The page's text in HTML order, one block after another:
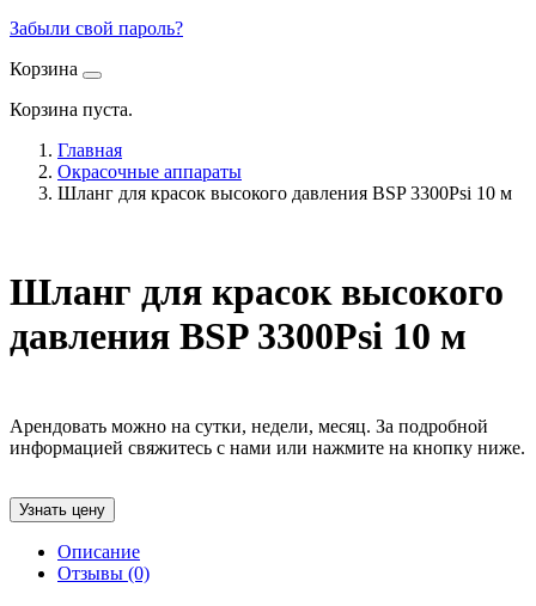
Забыли свой пароль?
Корзина
Корзина пуста.
Главная
Окрасочные аппараты
Шланг для красок высокого давления BSP 3300Psi 10 м
Шланг для красок высокого
давления BSP 3300Psi 10 м
Арендовать можно на сутки, недели, месяц. За подробной
информацией свяжитесь с нами или нажмите на кнопку ниже.
Узнать цену
Описание
Отзывы (0)